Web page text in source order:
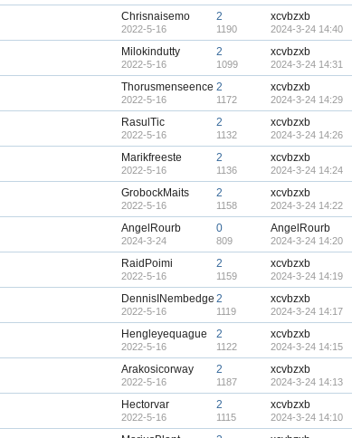
Chrisnaisemo
2022-5-16
2
1190
xcvbzxb
2024-3-24 14:40
Milokindutty
2022-5-16
2
1099
xcvbzxb
2024-3-24 14:31
Thorusmenseence
2022-5-16
2
1172
xcvbzxb
2024-3-24 14:29
RasulTic
2022-5-16
2
1132
xcvbzxb
2024-3-24 14:26
Marikfreeste
2022-5-16
2
1136
xcvbzxb
2024-3-24 14:24
GrobockMaits
2022-5-16
2
1158
xcvbzxb
2024-3-24 14:22
AngelRourb
2024-3-24
0
809
AngelRourb
2024-3-24 14:20
RaidPoimi
2022-5-16
2
1159
xcvbzxb
2024-3-24 14:19
DennisINembedge
2022-5-16
2
1119
xcvbzxb
2024-3-24 14:17
Hengleyequague
2022-5-16
2
1122
xcvbzxb
2024-3-24 14:15
Arakosicorway
2022-5-16
2
1187
xcvbzxb
2024-3-24 14:13
Hectorvar
2022-5-16
2
1115
xcvbzxb
2024-3-24 14:10